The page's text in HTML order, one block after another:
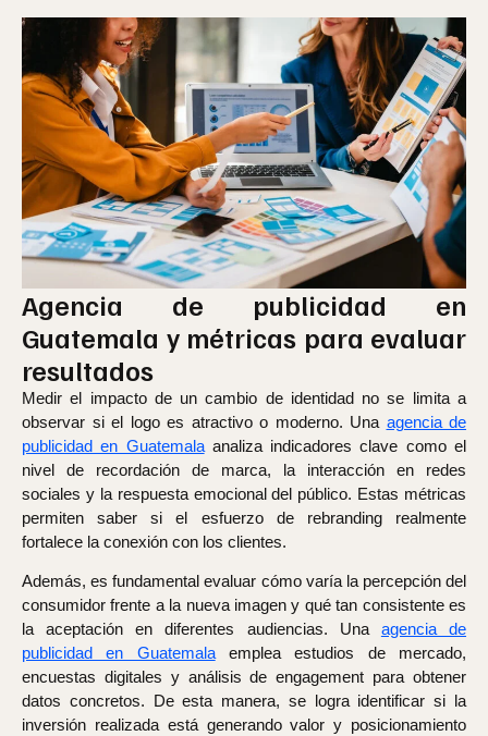
Agencia de publicidad en
Guatemala y métricas para evaluar
resultados
Medir el impacto de un cambio de identidad no se limita a
observar si el logo es atractivo o moderno. Una agencia de
publicidad en Guatemalaanaliza indicadores clave como el
nivel de recordación de marca, la interacción en redes
sociales y la respuesta emocional del público. Estas métricas
permiten saber si el esfuerzo de rebranding realmente
fortalece la conexión con los clientes.
Además, es fundamental evaluar cómo varía la percepción del
consumidor frente a la nueva imagen y qué tan consistente es
la aceptación en diferentes audiencias. Una agencia de
publicidad en Guatemalaemplea estudios de mercado,
encuestas digitales y análisis de engagement para obtener
datos concretos. De esta manera, se logra identificar si la
inversión realizada está generando valor y posicionamiento